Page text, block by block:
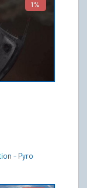
1%
- Pyro